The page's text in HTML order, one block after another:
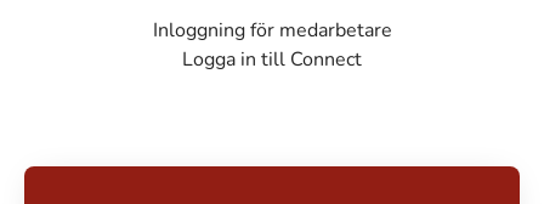
Inloggning för medarbetare
Logga in till Connect